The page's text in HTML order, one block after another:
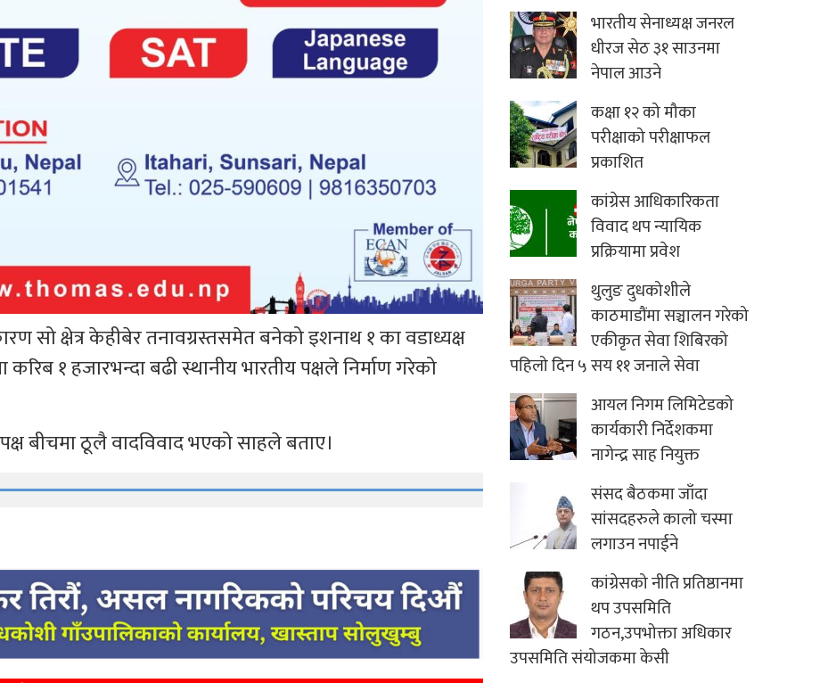
सो क्षेत्र केहीबेर तनावग्रस्तसमेत बनेको इशनाथ १ का वडाध्यक्ष
१ हजारभन्दा बढी स्थानीय भारतीय पक्षले निर्माण गरेको
बीचमा ठूलै वादविवाद भएको साहले बताए।
भारतीय सेनाध्यक्ष जनरल
धीरज सेठ ३१ साउनमा
नेपाल आउने
कक्षा १२ को मौका
परीक्षाको परीक्षाफल
प्रकाशित
कांग्रेस आधिकारिकता
विवाद थप न्यायिक
प्रक्रियामा प्रवेश
थुलुङ दुधकोशीले
काठमाडौंमा सञ्चालन गरेको
एकीकृत सेवा शिबिरको
पहिलो दिन ५ सय ११ जनाले सेवा
आयल निगम लिमिटेडको
कार्यकारी निर्देशकमा
नागेन्द्र साह नियुक्त
संसद बैठकमा जाँदा
सांसदहरुले कालो चस्मा
लगाउन नपाईने
कांग्रेसको नीति प्रतिष्ठानमा
थप उपसमिति
गठन,उपभोक्ता अधिकार
उपसमिति संयोजकमा केसी